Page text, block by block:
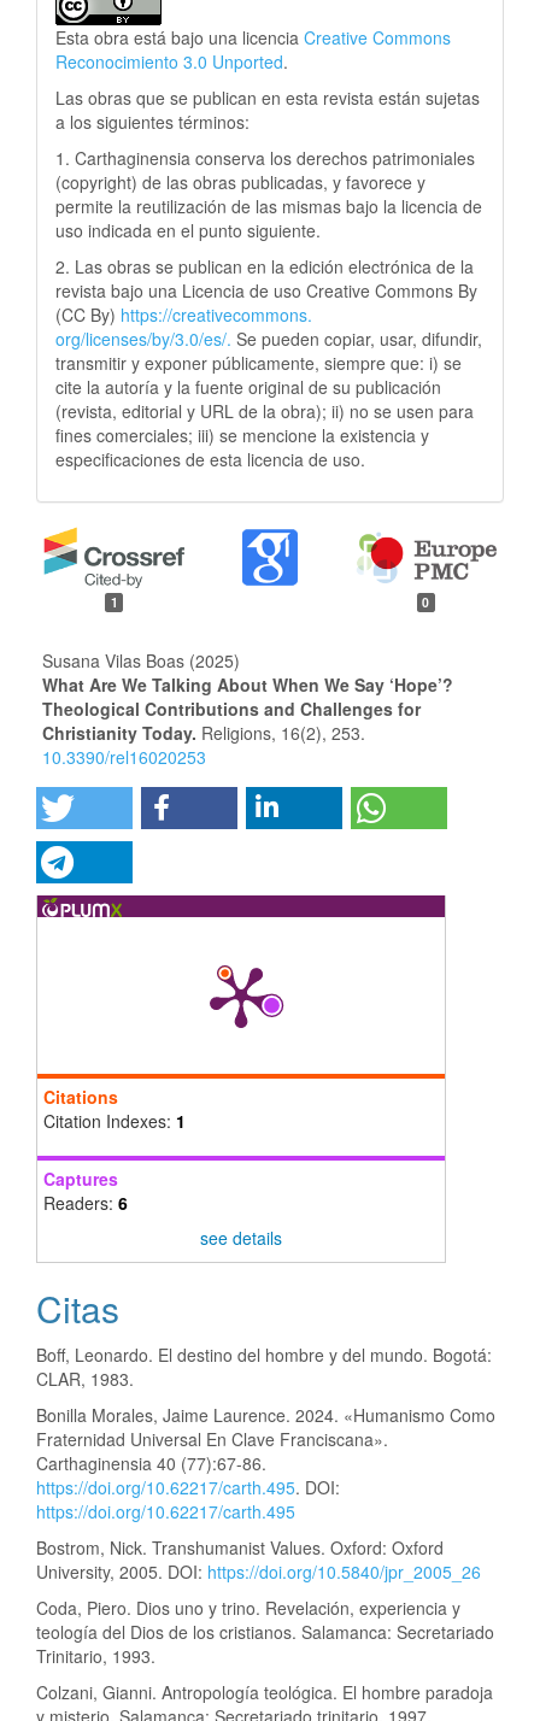
Esta obra está bajo una licencia Creative Commons
Reconocimiento 3.0 Unported.
Las obras que se publican en esta revista están sujetas
a los siguientes términos:
1. Carthaginensia conserva los derechos patrimoniales
(copyright) de las obras publicadas, y favorece y
permite la reutilización de las mismas bajo la licencia de
uso indicada en el punto siguiente.
2. Las obras se publican en la edición electrónica de la
revista bajo una Licencia de uso Creative Commons By
(CC By) https://creativecommons.
org/licenses/by/3.0/es/. Se pueden copiar, usar, difundir,
transmitir y exponer públicamente, siempre que: i) se
cite la autoría y la fuente original de su publicación
(revista, editorial y URL de la obra); ii) no se usen para
fines comerciales; iii) se mencione la existencia y
especificaciones de esta licencia de uso.
1 0
Susana Vilas Boas (2025)
What Are We Talking About When We Say ‘Hope’?
Theological Contributions and Challenges for
Christianity Today. Religions, 16(2), 253.
10.3390/rel16020253
Citations
Citation Indexes: 1
Captures
Readers: 6
see details
Citas
Boff, Leonardo. El destino del hombre y del mundo. Bogotá:
CLAR, 1983.
Bonilla Morales, Jaime Laurence. 2024. «Humanismo Como
Fraternidad Universal En Clave Franciscana».
Carthaginensia 40 (77):67-86.
https://doi.org/10.62217/carth.495. DOI:
https://doi.org/10.62217/carth.495
Bostrom, Nick. Transhumanist Values. Oxford: Oxford
University, 2005. DOI: https://doi.org/10.5840/jpr_2005_26
Coda, Piero. Dios uno y trino. Revelación, experiencia y
teología del Dios de los cristianos. Salamanca: Secretariado
Trinitario, 1993.
Colzani, Gianni. Antropología teológica. El hombre paradoja
y misterio. Salamanca: Secretariado trinitario, 1997.